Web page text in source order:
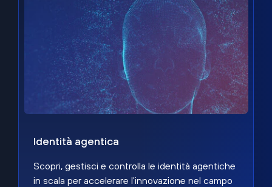
Identità agentica
Scopri, gestisci e controlla le identità agentiche
in scala per accelerare l'innovazione nel campo